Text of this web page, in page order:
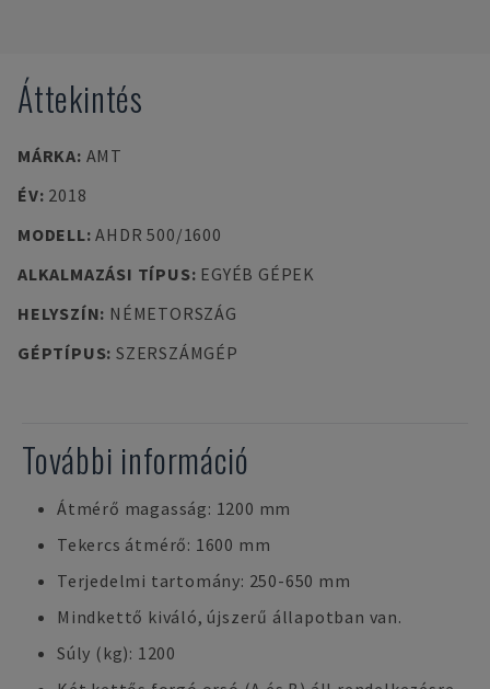
Áttekintés
MÁRKA: AMT
ÉV: 2018
MODELL:AHDR 500/1600
ALKALMAZÁSI TÍPUS: EGYÉB GÉPEK
HELYSZÍN: NÉMETORSZÁG
GÉPTÍPUS: SZERSZÁMGÉP
További információ
Átmérő magasság: 1200 mm
Tekercs átmérő: 1600 mm
Terjedelmi tartomány: 250-650 mm
Mindkettő kiváló, újszerű állapotban van.
Súly (kg): 1200